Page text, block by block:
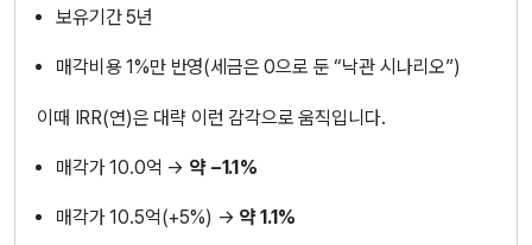
보유기간 5년
매각비용 1%만 반영(세금은 0으로 둔 “낙관 시나리오”)
이때 IRR(연)은 대략 이런 감각으로 움직입니다.
매각가 10.0억 → 약 −1.1%
매각가 10.5억(+5%) → 약 1.1%